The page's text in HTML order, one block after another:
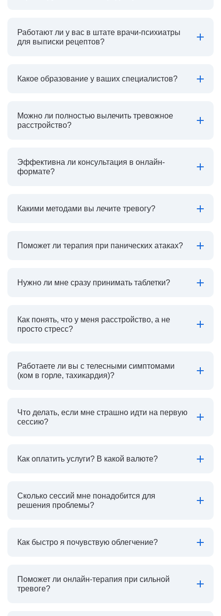
Работают ли у вас в штате врачи-психиатры
для выписки рецептов?
Какое образование у ваших специалистов?
Можно ли полностью вылечить тревожное
расстройство?
Эффективна ли консультация в онлайн-
формате?
Какими методами вы лечите тревогу?
Поможет ли терапия при панических атаках?
Нужно ли мне сразу принимать таблетки?
Как понять, что у меня расстройство, а не
просто стресс?
Работаете ли вы с телесными симптомами
(ком в горле, тахикардия)?
Что делать, если мне страшно идти на первую
сессию?
Как оплатить услуги? В какой валюте?
Сколько сессий мне понадобится для
решения проблемы?
Как быстро я почувствую облегчение?
Поможет ли онлайн-терапия при сильной
тревоге?